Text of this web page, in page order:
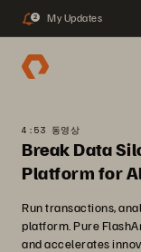
2 My Updates
4:53 동영상
Break Data
Platform for
Run transactions,
platform. Pure
and accelerates